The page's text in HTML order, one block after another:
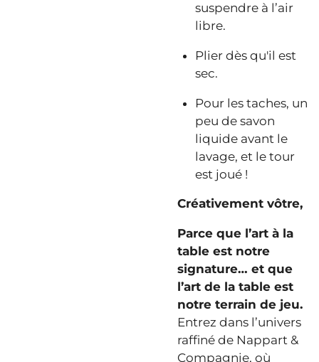
suspendre à l’air
libre.
Plier dès qu'il est
sec.
Pour les taches, un
peu de savon
liquide avant le
lavage, et le tour
est joué !
Créativement vôtre,
Parce que l’art à la
table est notre
signature… et que
l’art de la table est
notre terrain de jeu.
Entrez dans l’univers
raffiné de Nappart &
Compagnie, où